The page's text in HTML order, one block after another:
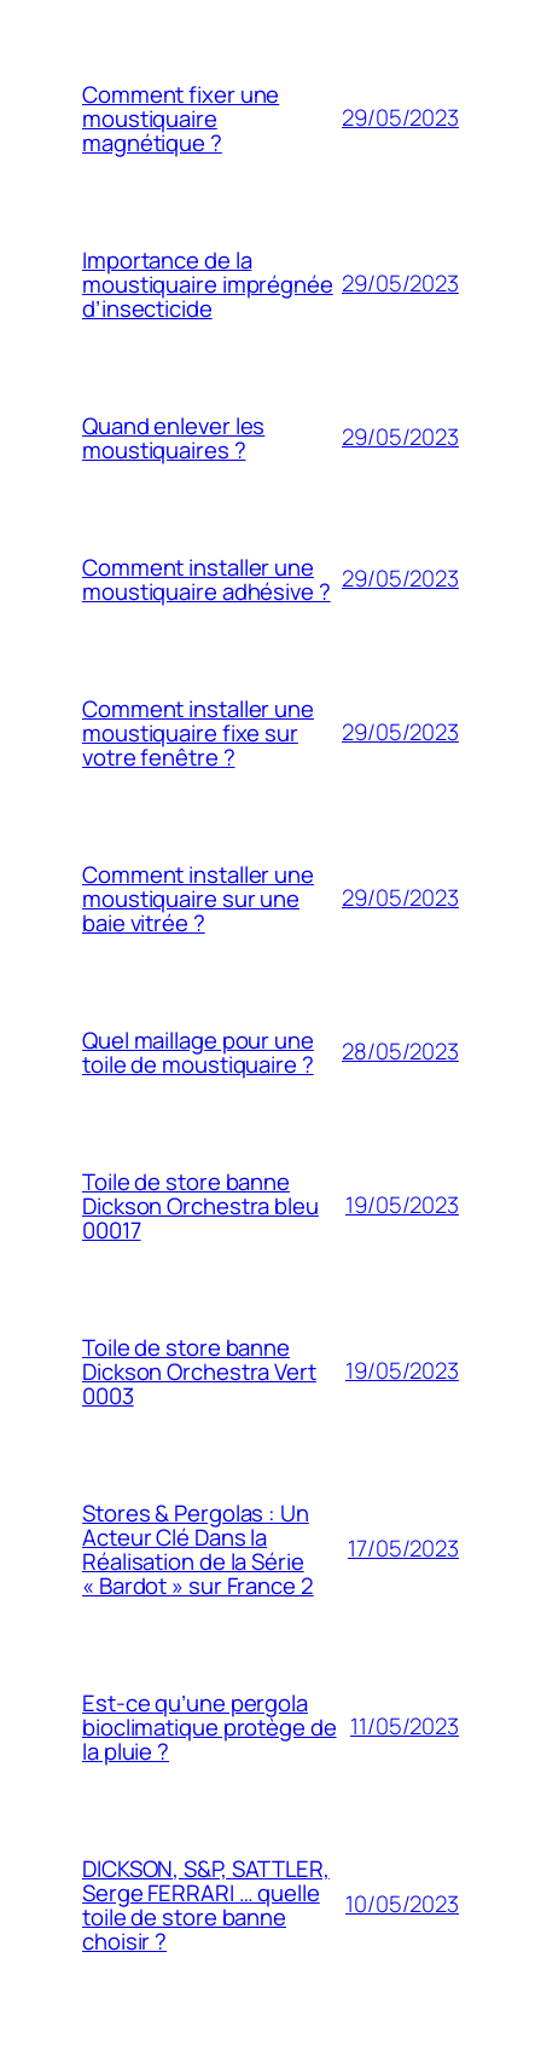
Comment fixer une
moustiquaire
magnétique ?
29/05/2023
Importance de la
moustiquaire imprégnée
d’insecticide
29/05/2023
Quand enlever les
moustiquaires ? 29/05/2023
Comment installer une
moustiquaire adhésive ? 29/05/2023
Comment installer une
moustiquaire fixe sur
votre fenêtre ?
29/05/2023
Comment installer une
moustiquaire sur une
baie vitrée ?
29/05/2023
Quel maillage pour une
toile de moustiquaire ? 28/05/2023
Toile de store banne
Dickson Orchestra bleu
00017
19/05/2023
Toile de store banne
Dickson Orchestra Vert
0003
19/05/2023
Stores & Pergolas : Un
Acteur Clé Dans la
Réalisation de la Série
« Bardot » sur France 2
17/05/2023
Est-ce qu’une pergola
bioclimatique protège de
la pluie ?
11/05/2023
DICKSON, S&P, SATTLER,
Serge FERRARI … quelle
toile de store banne
choisir ?
10/05/2023